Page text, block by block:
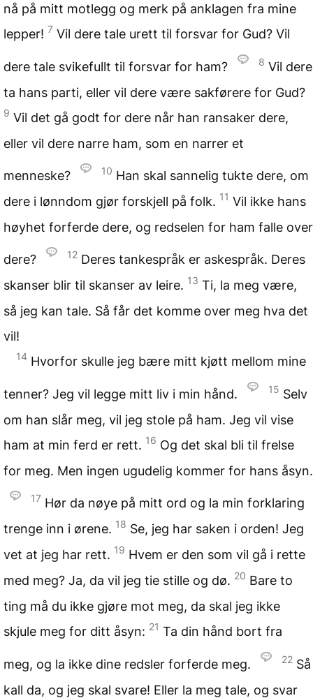
nå på mitt motlegg og merk på anklagen fra mine
lepper! 7 Vil dere tale urett til forsvar for Gud? Vil
dere tale svikefullt til forsvar for ham? 8 Vil dere
ta hans parti, eller vil dere være sakførere for Gud?
9 Vil det gå godt for dere når han ransaker dere,
eller vil dere narre ham, som en narrer et
menneske? 10 Han skal sannelig tukte dere, om
dere i lønndom gjør forskjell på folk. 11 Vil ikke hans
høyhet forferde dere, og redselen for ham falle over
dere? 12 Deres tankespråk er askespråk. Deres
skanser blir til skanser av leire. 13 Ti, la meg være,
så jeg kan tale. Så får det komme over meg hva det
vil!
14 Hvorfor skulle jeg bære mitt kjøtt mellom mine
tenner? Jeg vil legge mitt liv i min hånd. 15 Selv
om han slår meg, vil jeg stole på ham. Jeg vil vise
ham at min ferd er rett. 16 Og det skal bli til frelse
for meg. Men ingen ugudelig kommer for hans åsyn.
17 Hør da nøye på mitt ord og la min forklaring
trenge inn i ørene. 18 Se, jeg har saken i orden! Jeg
vet at jeg har rett. 19 Hvem er den som vil gå i rette
med meg? Ja, da vil jeg tie stille og dø. 20 Bare to
ting må du ikke gjøre mot meg, da skal jeg ikke
skjule meg for ditt åsyn: 21 Ta din hånd bort fra
meg, og la ikke dine redsler forferde meg. 22 Så
kall da, og jeg skal svare! Eller la meg tale, og svar